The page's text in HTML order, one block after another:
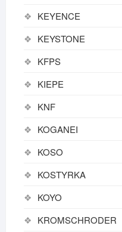
KEYENCE
KEYSTONE
KFPS
KIEPE
KNF
KOGANEI
KOSO
KOSTYRKA
KOYO
KROMSCHRODER